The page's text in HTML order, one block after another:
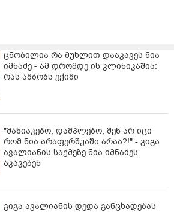
ცნობილია რა მუხლით დააკავეს ნია
იმნაძე - ამ დრომდე ის კლინიკაშია:
რას ამბობს ექიმი
"მანიაკებო, დამპლებო, შენ არ იცი
რომ ნია არაფერშუაში არაა?!" - გიგა
ავალიანის საქმეზე ნია იმნაძეს
აკავებენ
გიგა ავალიანის დედა განცხადებას